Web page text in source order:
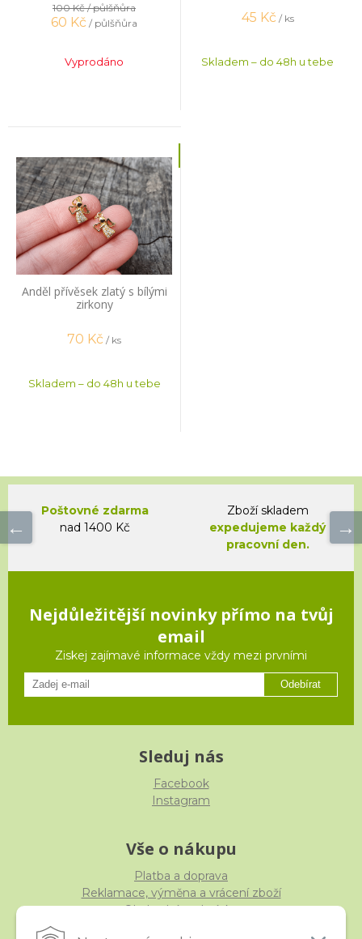
100 Kč/ půlšňůra
60 Kč / půlšňůra
Vyprodáno
45 Kč / ks
Skladem – do 48h u tebe
Anděl přívěsek zlatý s bílými
zirkony
70 Kč / ks
Skladem – do 48h u tebe
Poštovné zdarma
nad 1400 Kč
Zboží skladem
expedujeme každý
pracovní den.
Nejdůležitější novinky přímo na tvůj
email
Ziskej zajímavé informace vždy mezi prvními
Odebírat
Sleduj nás
Facebook
Instagram
Vše o nákupu
Platba a doprava
Reklamace, výměna a vrácení zboží
Obchodní podmínky